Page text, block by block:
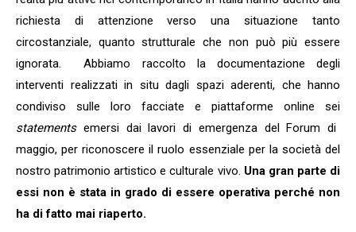
richiesta di attenzione verso una situazione tanto
circostanziale, quanto strutturale che non può più essere
ignorata. Abbiamo raccolto la documentazione degli
interventi realizzati in situ dagli spazi aderenti, che hanno
condiviso sulle loro facciate e piattaforme online sei
statementsemersi dai lavori di emergenza del Forum di
maggio, per riconoscere il ruolo essenziale per la società del
nostro patrimonio artistico e culturale vivo. Una gran parte di
essi non è stata in grado di essere operativa perché non
ha di fatto mai riaperto.